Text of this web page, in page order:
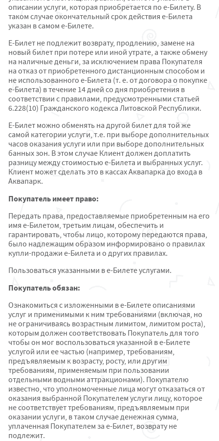
описании услуги, которая приобретается по e-Билету. В
таком случае окончательный срок действия e-Билета
указан в самом e-Билете.
E-Билет не подлежит возврату, продлению, замене на
новый билет при потере или иной утрате, а также обмену
на наличные деньги, за исключением права Покупателя
на отказ от приобретенного дистанционным способом и
не использованного е-Билета (т. е. от договора о покупке
е-Билета) в течение 14 дней со дня приобретения в
соответствии с правилами, предусмотренными статьей
6.228(10) Гражданского кодекса Литовской Республики.
E-Билет можно обменять на другой билет для той же
самой категории услуги, т.е. при выборе дополнительных
часов оказания услуги или при выборе дополнительных
банных зон. В этом случае Клиент должен доплатить
разницу между стоимостью e-Билета и выбранных услуг.
Клиент может сделать это в кассах Аквапарка до входа в
Аквапарк.
Покупатель имеет право:
Передать права, предоставляемые приобретенным на его
имя e-Билетом, третьим лицам, обеспечить и
гарантировать, чтобы лицо, которому передаются права,
было надлежащим образом информировано о правилах
купли-продажи e-Билета и о других правилах.
Пользоваться указанными в e-Билете услугами.
Покупатель обязан:
Ознакомиться с изложенными в e-Билете описаниями
услуг и применимыми к ним требованиями (включая, но
не ограничиваясь возрастным лимитом, лимитом роста),
которым должен соответствовать Покупатель для того
чтобы он мог воспользоваться указанной в е-Билете
услугой или ее частью (например, требованиям,
предъявляемым к возрасту, росту, или другим
требованиям, применяемым при пользовании
отдельными водными аттракционами). Покупателю
известно, что уполномоченные лица могут отказаться от
оказания выбранной Покупателем услуги лицу, которое
не соответствует требованиям, предъявляемым при
оказании услуги, в таком случае денежная сумма,
уплаченная Покупателем за е-Билет, возврату не
подлежит.